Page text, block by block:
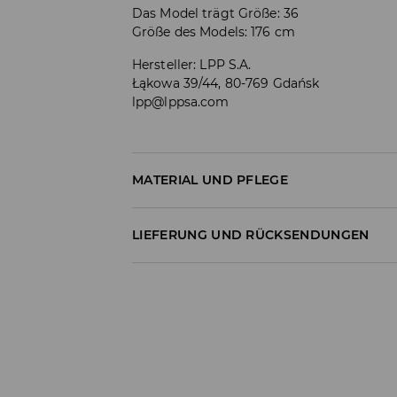
Das Model trägt Größe: 36
Größe des Models: 176 cm
Hersteller: LPP S.A.
Łąkowa 39/44, 80-769 Gdańsk
lpp@lppsa.com
MATERIAL UND PFLEGE
Material I : 100% BAUMWOLLE
MASCHINENWÄSCHE BIS MAX. 30° C
LIEFERUNG UND RÜCKSENDUNGEN